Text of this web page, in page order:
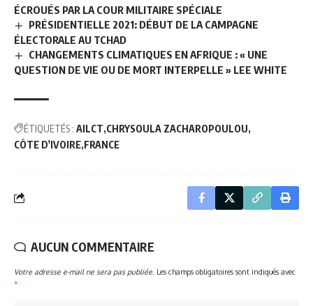
ÉCROUÉS PAR LA COUR MILITAIRE SPÉCIALE
PRÉSIDENTIELLE 2021: DÉBUT DE LA CAMPAGNE
ÉLECTORALE AU TCHAD
CHANGEMENTS CLIMATIQUES EN AFRIQUE : « UNE
QUESTION DE VIE OU DE MORT INTERPELLE » LEE WHITE
ÉTIQUETÉS : AILCT CHRYSOULA ZACHAROPOULOU
CÔTE D'IVOIRE FRANCE
AUCUN COMMENTAIRE
Votre adresse e-mail ne sera pas publiée. Les champs obligatoires sont indiqués avec
*